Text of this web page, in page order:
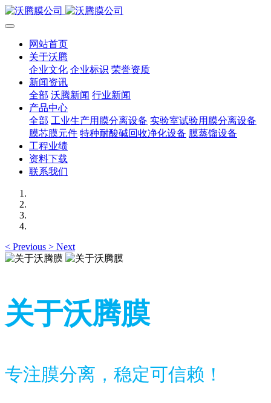
网站首页
关于沃腾
企业文化 企业标识 荣誉资质
新闻资讯
全部 沃腾新闻 行业新闻
产品中心
全部 工业生产用膜分离设备 实验室试验用膜分离设备
膜芯膜元件 特种耐酸碱回收净化设备 膜蒸馏设备
工程业绩
资料下载
联系我们
< Previous > Next
关于沃腾膜
专注膜分离，稳定可信赖！